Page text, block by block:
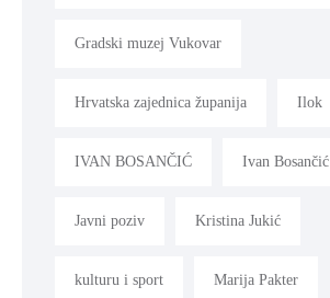
Gradski muzej Vukovar
Hrvatska zajednica županija Ilok
IVAN BOSANČIĆ Ivan Bosančić
Javni poziv Kristina Jukić
kulturu i sport Marija Pakter